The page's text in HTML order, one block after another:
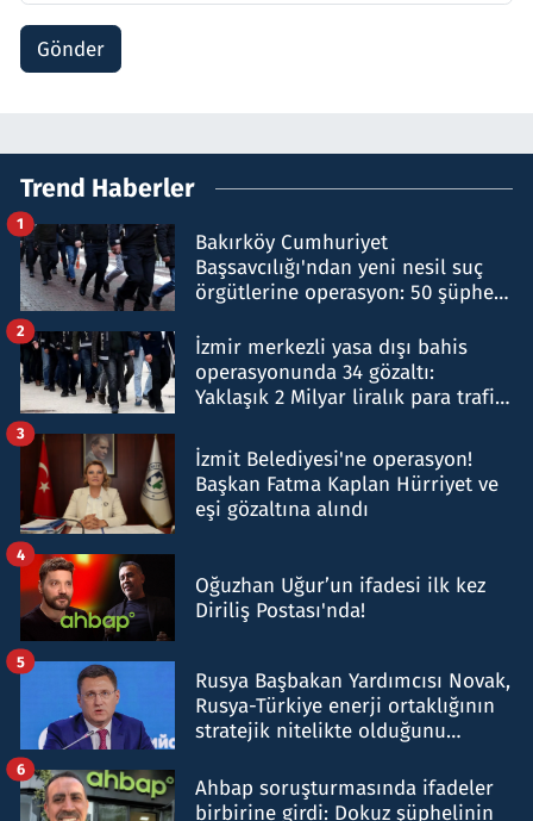
Gönder
Trend Haberler
Bakırköy Cumhuriyet
Başsavcılığı'ndan yeni nesil suç
örgütlerine operasyon: 50 şüpheli
1
İzmir merkezli yasa dışı bahis
operasyonunda 34 gözaltı:
Yaklaşık 2 Milyar liralık para trafiği
2
İzmit Belediyesi'ne operasyon!
Başkan Fatma Kaplan Hürriyet ve
eşi gözaltına alındı
3
Oğuzhan Uğur’un ifadesi ilk kez
Diriliş Postası'nda!
4
Rusya Başbakan Yardımcısı Novak,
Rusya-Türkiye enerji ortaklığının
stratejik nitelikte olduğunu
5
Ahbap soruşturmasında ifadeler
birbirine girdi: Dokuz şüphelinin
6